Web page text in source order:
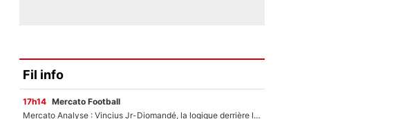
Fil info
17h14 Mercato Football
Mercato Analyse : Vincius Jr-Diomandé, la logique derrière la concordance des temps